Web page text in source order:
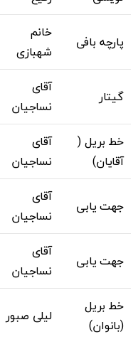
پارچه بافی
خانم
شهبازی
گیتار
آقای
نساجیان
خط بریل (
آقایان)
آقای
نساجیان
جهت یابی
آقای
نساجیان
جهت یابی
آقای
نساجیان
خط بریل
(بانوان)
لیلی صبور